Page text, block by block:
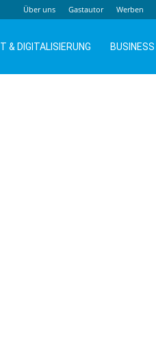
Über uns Gastautor Werben
IT & DIGITALISIERUNG BUSINESS